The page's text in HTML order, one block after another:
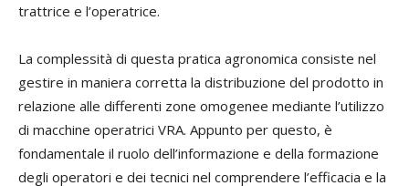
trattrice e l’operatrice.
La complessità di questa pratica agronomica consiste nel
gestire in maniera corretta la distribuzione del prodotto in
relazione alle differenti zone omogenee mediante l’utilizzo
di macchine operatrici VRA. Appunto per questo, è
fondamentale il ruolo dell’informazione e della formazione
degli operatori e dei tecnici nel comprendere l’efficacia e la